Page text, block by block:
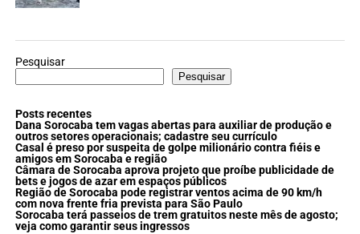
Pesquisar
Pesquisar
Posts recentes
Dana Sorocaba tem vagas abertas para auxiliar de produção e
outros setores operacionais; cadastre seu currículo
Casal é preso por suspeita de golpe milionário contra fiéis e
amigos em Sorocaba e região
Câmara de Sorocaba aprova projeto que proíbe publicidade de
bets e jogos de azar em espaços públicos
Região de Sorocaba pode registrar ventos acima de 90 km/h
com nova frente fria prevista para São Paulo
Sorocaba terá passeios de trem gratuitos neste mês de agosto;
veja como garantir seus ingressos